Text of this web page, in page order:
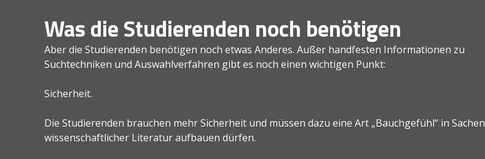
Was die Studierenden noch benötigen
Aber die Studierenden benötigen noch etwas Anderes. Außer handfesten Informationen zu
Suchtechniken und Auswahlverfahren gibt es noch einen wichtigen Punkt:
Sicherheit.
Die Studierenden brauchen mehr Sicherheit und müssen dazu eine Art „Bauchgefühl“ in Sachen
wissenschaftlicher Literatur aufbauen dürfen.